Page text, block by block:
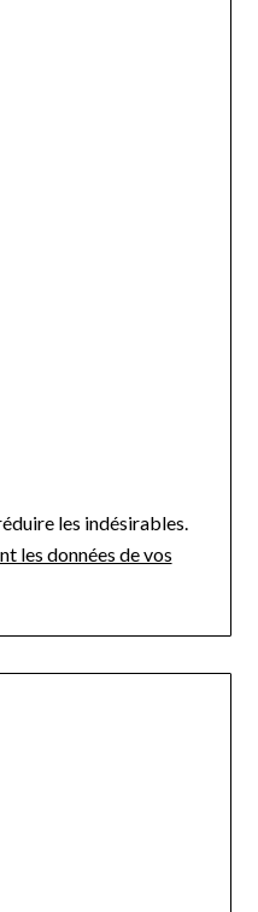
les indésirables.
les données de vos